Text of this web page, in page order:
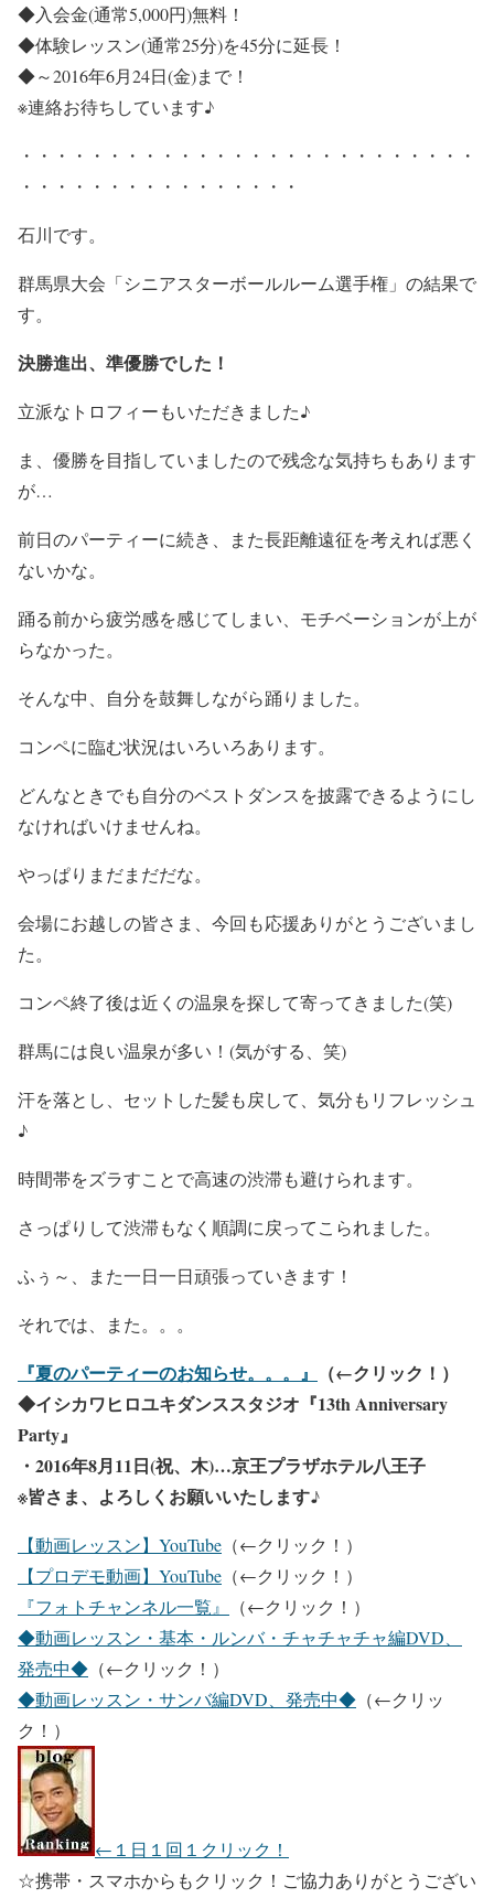
◆入会金(通常5,000円)無料！
◆体験レッスン(通常25分)を45分に延長！
◆～2016年6月24日(金)まで！
※連絡お待ちしています♪
・・・・・・・・・・・・・・・・・・・・・・・・・・
・・・・・・・・・・・・・・・・
石川です。
群馬県大会「シニアスターボールルーム選手権」の結果で
す。
決勝進出、準優勝でした！
立派なトロフィーもいただきました♪
ま、優勝を目指していましたので残念な気持ちもあります
が…
前日のパーティーに続き、また長距離遠征を考えれば悪く
ないかな。
踊る前から疲労感を感じてしまい、モチベーションが上が
らなかった。
そんな中、自分を鼓舞しながら踊りました。
コンペに臨む状況はいろいろあります。
どんなときでも自分のベストダンスを披露できるようにし
なければいけませんね。
やっぱりまだまだだな。
会場にお越しの皆さま、今回も応援ありがとうございまし
た。
コンペ終了後は近くの温泉を探して寄ってきました(笑)
群馬には良い温泉が多い！(気がする、笑)
汗を落とし、セットした髪も戻して、気分もリフレッシュ
♪
時間帯をズラすことで高速の渋滞も避けられます。
さっぱりして渋滞もなく順調に戻ってこられました。
ふぅ～、また一日一日頑張っていきます！
それでは、また。。。
『夏のパーティーのお知らせ。。。』
（←クリック！）
◆イシカワヒロユキダンススタジオ『13th Anniversary
Party』
・2016年8月11日(祝、木)…京王プラザホテル八王子
※皆さま、よろしくお願いいたします♪
【動画レッスン】YouTube （←クリック！）
【プロデモ動画】YouTube （←クリック！）
『フォトチャンネル一覧』
（←クリック！）
◆動画レッスン・基本・ルンバ・チャチャチャ編DVD、
発売中◆ （←クリック！）
◆動画レッスン・サンバ編DVD、発売中◆ （←クリッ
ク！）
←１日１回１クリック！
☆携帯・スマホからもクリック！ご協力ありがとうござい